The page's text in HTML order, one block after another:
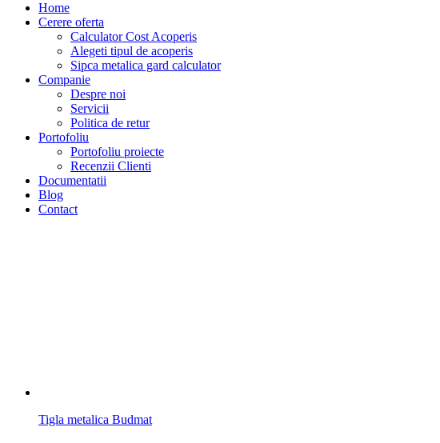
Home
Cerere oferta
Calculator Cost Acoperis
Alegeti tipul de acoperis
Sipca metalica gard calculator
Companie
Despre noi
Servicii
Politica de retur
Portofoliu
Portofoliu proiecte
Recenzii Clienti
Documentatii
Blog
Contact
Tigla metalica Budmat